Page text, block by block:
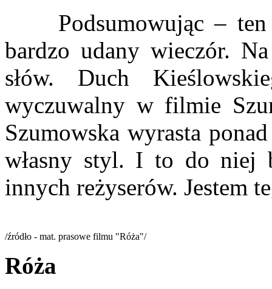
Podsumowując – ten
bardzo udany wieczór.
słów. Duch
wyczuwalny w filmie
Szumowska wyrasta
własny styl. I to do niej
innych reżyserów. Jestem
/źródło - mat. prasowe filmu "Róża"/
Róża